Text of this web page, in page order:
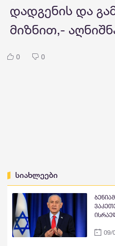
დადგენის და
მიზნით,-
0 0
სიახლეები
09/